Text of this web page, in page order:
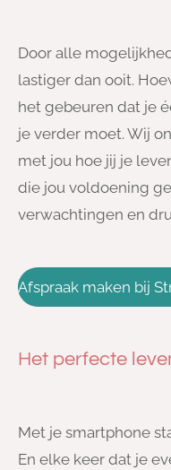
Door alle
lastiger dan ooit.
het gebeuren dat je
je verder moet. Wij
met jou hoe jij je
die jou voldoening
verwachtingen en
Afspraak maken bij
Het perfecte
Met je smartphone
En elke keer dat je